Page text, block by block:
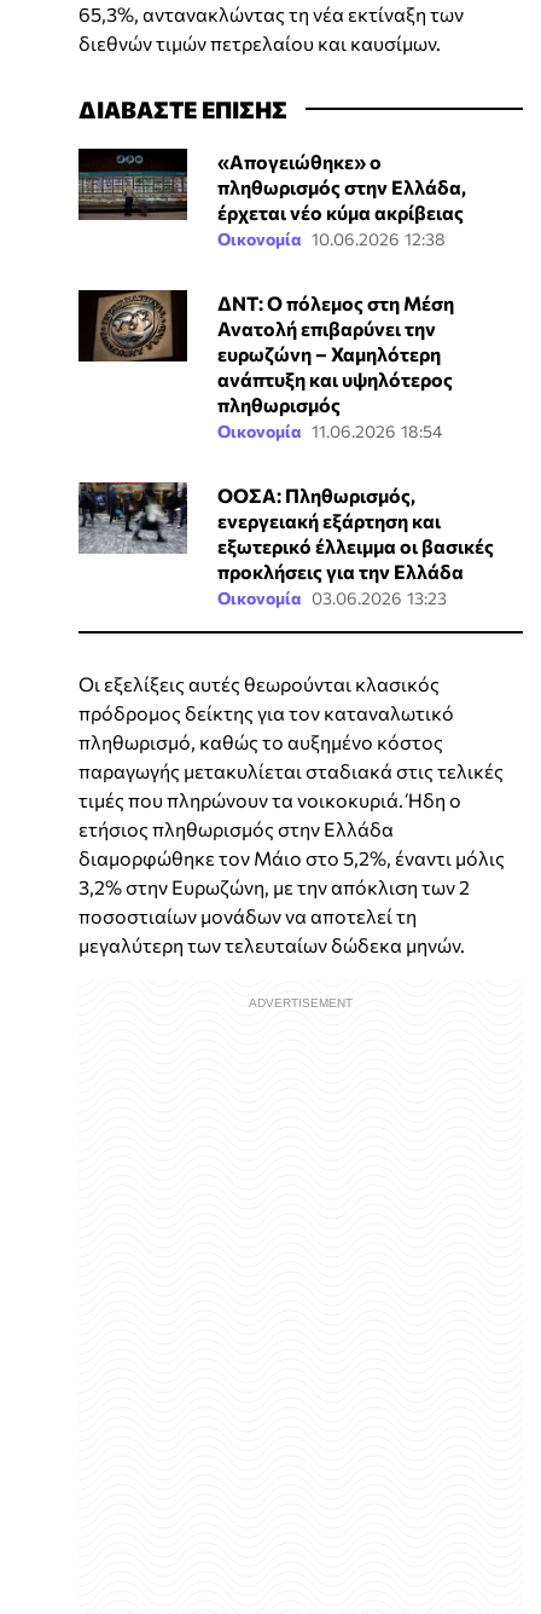
65,3%, αντανακλώντας τη νέα εκτίναξη των
διεθνών τιμών πετρελαίου και καυσίμων.
ΔΙΑΒΑΣΤΕ ΕΠΙΣΗΣ
«Απογειώθηκε» ο
πληθωρισμός στην Ελλάδα,
έρχεται νέο κύμα ακρίβειας
Οικονομία 10.06.2026 12:38
ΔΝΤ: Ο πόλεμος στη Μέση
Ανατολή επιβαρύνει την
ευρωζώνη – Χαμηλότερη
ανάπτυξη και υψηλότερος
πληθωρισμός
Οικονομία 11.06.2026 18:54
ΟΟΣΑ: Πληθωρισμός,
ενεργειακή εξάρτηση και
εξωτερικό έλλειμμα οι βασικές
προκλήσεις για την Ελλάδα
Οικονομία 03.06.2026 13:23
Οι εξελίξεις αυτές θεωρούνται κλασικός
πρόδρομος δείκτης για τον καταναλωτικό
πληθωρισμό, καθώς το αυξημένο κόστος
παραγωγής μετακυλίεται σταδιακά στις τελικές
τιμές που πληρώνουν τα νοικοκυριά. Ήδη ο
ετήσιος πληθωρισμός στην Ελλάδα
διαμορφώθηκε τον Μάιο στο 5,2%, έναντι μόλις
3,2% στην Ευρωζώνη, με την απόκλιση των 2
ποσοστιαίων μονάδων να αποτελεί τη
μεγαλύτερη των τελευταίων δώδεκα μηνών.